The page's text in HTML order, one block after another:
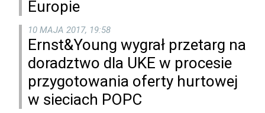
Europie
10 MAJA 2017, 19:58
Ernst&Young wygrał przetarg na
doradztwo dla UKE w procesie
przygotowania oferty hurtowej
w sieciach POPC